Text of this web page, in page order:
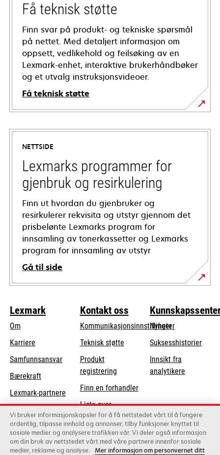
Få teknisk støtte
Finn svar på produkt- og tekniske spørsmål
på nettet. Med detaljert informasjon om
oppsett, vedlikehold og feilsøking av en
Lexmark-enhet, interaktive brukerhåndbøker
og et utvalg instruksjonsvideoer.
Få teknisk støtte
opens
in
new
tab
NETTSIDE
Lexmarks programmer for
gjenbruk og resirkulering
Finn ut hvordan du gjenbruker og
resirkulerer rekvisita og utstyr gjennom det
prisbelønte Lexmarks program for
innsamling av tonerkassetter og Lexmarks
program for innsamling av utstyr
Gå til side
Lexmark
Om
Karriere
Samfunnsansvaropens
new
tab
Bærekraft
Lexmark-partnere
Kontakt oss
Kommunikasjonsinnstillinger
Teknisk støtteopens
tab
Produkt
registrering
Finn en forhandler
Liste over
grossister
Nyheter
Suksesshistorier
Innsikt fra
analytikere
Lexmark International, Inc., et Xerox-selskap
Vi bruker informasjonskapsler for å få nettstedet vårt til å fungere
ordentlig, tilpasse innhold og annonser, tilby funksjoner knyttet til
sosiale medier og analysere trafikken vår. Vi deler også informasjon
om din bruk av nettstedet vårt med våre partnere innenfor sosiale
medier, reklame og analyse. Mer informasjon om personvernet ditt